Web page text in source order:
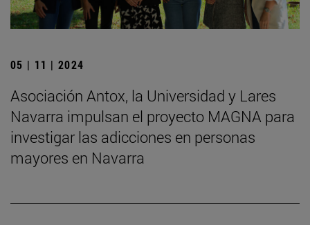
05 | 11 | 2024
Asociación Antox, la Universidad y Lares
Navarra impulsan el proyecto MAGNA para
investigar las adicciones en personas
mayores en Navarra